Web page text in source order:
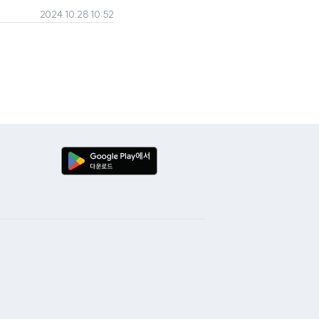
2024.10.28 10:52